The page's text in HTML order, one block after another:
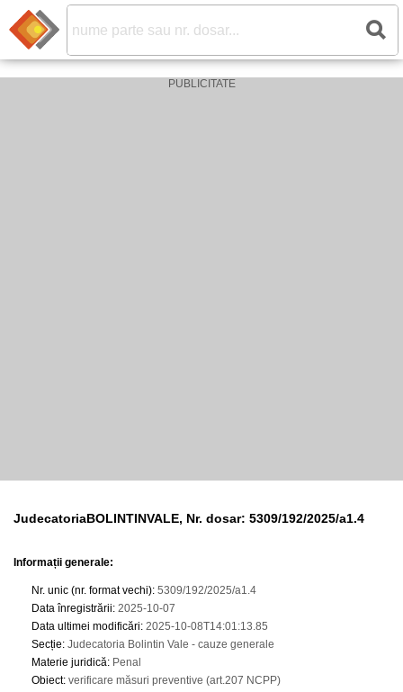
JudecatoriaBOLINTINVALE, Nr. dosar: 5309/192/2025/a1.4
Informații generale:
Nr. unic (nr. format vechi): 5309/192/2025/a1.4
Data înregistrării: 2025-10-07
Data ultimei modificări: 2025-10-08T14:01:13.85
Secție: Judecatoria Bolintin Vale - cauze generale
Materie juridică: Penal
Obiect: verificare măsuri preventive (art.207 NCPP)